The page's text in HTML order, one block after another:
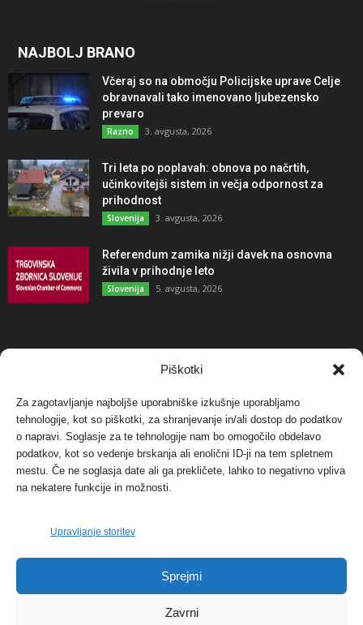
Piškotki
Za zagotavljanje najboljše uporabniške izkušnje uporabljamo
tehnologije, kot so piškotki, za shranjevanje in/ali dostop do podatkov
o napravi. Soglasje za te tehnologije nam bo omogočilo obdelavo
podatkov, kot so vedenje brskanja ali enolični ID-ji na tem spletnem
mestu. Če ne soglasja date ali ga prekličete, lahko to negativno vpliva
na nekatere funkcije in možnosti.
Upravljanje storitev
Sprejmi
Zavrni
NAJBOLJ BRANO
Včeraj so na območju Policijske uprave Celje
obravnavali tako imenovano ljubezensko
prevaro
Razno 3. avgusta, 2026
Tri leta po poplavah: obnova po načrtih,
učinkovitejši sistem in večja odpornost za
prihodnost
Slovenija 3. avgusta, 2026
Referendum zamika nižji davek na osnovna
živila v prihodnje leto
Slovenija 5. avgusta, 2026
NAJBOLJ KOMENTIRANO
Protest proti vetrnim elektrarnam na Ojstrici, v
svetu pa vedno bolj...
Dogodki 12. maja, 2017
Tožilstvo v Celovcu v korist elektrarnam
Verbund
FOTO: Razstava cvetličarskega mojstra Andreja
Dogodki 27. novembra, 2017